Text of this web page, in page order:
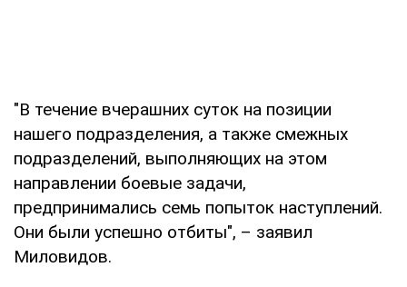
"В течение вчерашних суток на позиции
нашего подразделения, а также смежных
подразделений, выполняющих на этом
направлении боевые задачи,
предпринимались семь попыток наступлений.
Они были успешно отбиты", – заявил
Миловидов.